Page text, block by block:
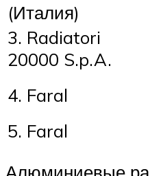
(Италия)
3. Radiatori
20000 S.p.A.
4. Faral
5. Faral